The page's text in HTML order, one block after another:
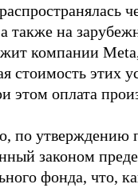
также на
компании
стоимость этих
этом оплата
по утверждению
законом
фонда, что,